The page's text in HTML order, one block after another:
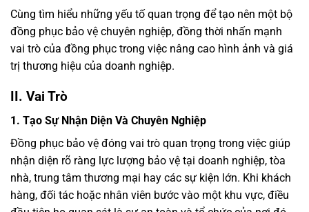
Cùng tìm hiểu những yếu tố quan trọng để tạo nên một bộ
đồng phục bảo vệ chuyên nghiệp, đồng thời nhấn mạnh
vai trò của đồng phục trong việc nâng cao hình ảnh và giá
trị thương hiệu của doanh nghiệp.
II. Vai Trò
1. Tạo Sự Nhận Diện Và Chuyên Nghiệp
Đồng phục bảo vệ đóng vai trò quan trọng trong việc giúp
nhận diện rõ ràng lực lượng bảo vệ tại doanh nghiệp, tòa
nhà, trung tâm thương mại hay các sự kiện lớn. Khi khách
hàng, đối tác hoặc nhân viên bước vào một khu vực, điều